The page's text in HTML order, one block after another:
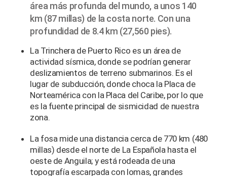
área más profunda del mundo, a unos 140
km (87 millas) de la costa norte. Con una
profundidad de 8.4 km (27,560 pies).
La Trinchera de Puerto Rico es un área de
actividad sísmica, donde se podrían generar
deslizamientos de terreno submarinos. Es el
lugar de subducción, donde choca la Placa de
Norteamérica con la Placa del Caribe, por lo que
es la fuente principal de sismicidad de nuestra
zona.
La fosa mide una distancia cerca de 770 km (480
millas) desde el norte de La Española hasta el
oeste de Anguila; y está rodeada de una
topografía escarpada con lomas, grandes